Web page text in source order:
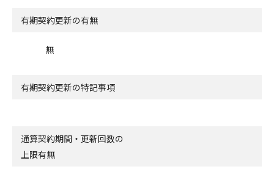
有期契約更新の有無
無
有期契約更新の特記事項
通算契約期間・更新回数の
上限有無